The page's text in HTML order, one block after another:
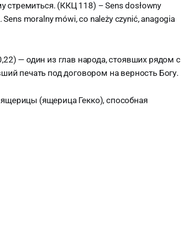
стремиться. (ККЦ 118) – Sens dosłowny
moralny mówi, co należy czynić, anagogia
— один из глав народа, стоявших рядом с
печать под договором на верность Богу.
(ящерица Гекко), способная